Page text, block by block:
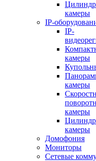
камеры
IP-
IP-
камеры
камеры
камеры
камеры
Домофония
Мониторы
Сетевые